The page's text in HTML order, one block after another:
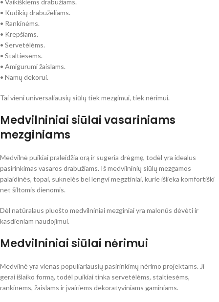
• Vaikiškiems drabužiams.
• Kūdikių drabužėliams.
• Rankinėms.
• Krepšiams.
• Servetėlėms.
• Staltiesėms.
• Amigurumi žaislams.
• Namų dekorui.
Tai vieni universaliausių siūlų tiek mezgimui, tiek nėrimui.
Medvilniniai siūlai vasariniams
mezginiams
Medvilnė puikiai praleidžia orą ir sugeria drėgmę, todėl yra idealus
pasirinkimas vasaros drabužiams. Iš medvilninių siūlų mezgamos
palaidinės, topai, suknelės bei lengvi megztiniai, kurie išlieka komfortiški
net šiltomis dienomis.
Dėl natūralaus pluošto medvilniniai mezginiai yra malonūs dėvėti ir
kasdieniam naudojimui.
Medvilniniai siūlai nėrimui
Medvilnė yra vienas populiariausių pasirinkimų nėrimo projektams. Ji
gerai išlaiko formą, todėl puikiai tinka servetėlėms, staltiesėms,
rankinėms, žaislams ir įvairiems dekoratyviniams gaminiams.